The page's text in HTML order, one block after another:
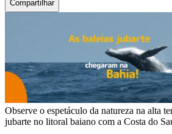
Compartilhar
Observe o espetáculo da natureza na alta
jubarte no litoral baiano com a Costa do